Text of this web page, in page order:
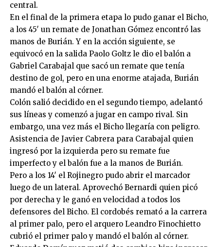
central.
En el final de la primera etapa lo pudo ganar el Bicho,
a los 45′ un remate de Jonathan Gómez encontró las
manos de Burián. Y en la acción siguiente, se
equivocó en la salida Paolo Goltz le dio el balón a
Gabriel Carabajal que sacó un remate que tenía
destino de gol, pero en una enorme atajada, Burián
mandó el balón al córner.
Colón salió decidido en el segundo tiempo, adelantó
sus líneas y comenzó a jugar en campo rival. Sin
embargo, una vez más el Bicho llegaría con peligro.
Asistencia de Javier Cabrera para Carabajal quien
ingresó por la izquierda pero su remate fue
imperfecto y el balón fue a la manos de Burián.
Pero a los 14′ el Rojinegro pudo abrir el marcador
luego de un lateral. Aprovechó Bernardi quien picó
por derecha y le ganó en velocidad a todos los
defensores del Bicho. El cordobés remató a la carrera
al primer palo, pero el arquero Leandro Finochietto
cubrió el primer palo y mandó el balón al córner.